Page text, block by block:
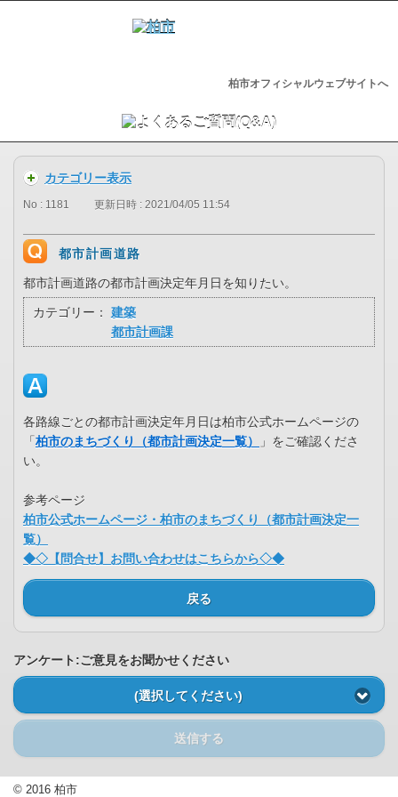
柏市オフィシャルウェブサイトへ
カテゴリー表示
No : 1181 更新日時 : 2021/04/05 11:54
都市計画道路
都市計画道路の都市計画決定年月日を知りたい。
カテゴリー：
建築
都市計画課
各路線ごとの都市計画決定年月日は柏市公式ホームページの
「 柏市のまちづくり（都市計画決定一覧）
」をご確認くださ
い。
参考ページ
柏市公式ホームページ・柏市のまちづくり（都市計画決定一
覧）
◆◇【問合せ】お問い合わせはこちらから◇◆
戻る
アンケート:ご意見をお聞かせください
(選択してください)
送信する
© 2016 柏市